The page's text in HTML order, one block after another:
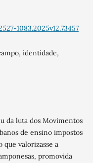
1083.2025v12.73457
identidade,
da luta dos Movimentos
de ensino impostos
que valorizasse a
promovida